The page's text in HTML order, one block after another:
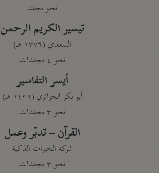
نحو مجلد
تيسير الكريم الرحمن
السعدي (١٣٧٦ هـ)
نحو ٤ مجلدات
أيسر التفاسير
أبو بكر الجزائري (١٤٣٩ هـ)
نحو ٣ مجلدات
القرآن – تدبّر وعمل
شركة الخبرات الذكية
نحو ٣ مجلدات